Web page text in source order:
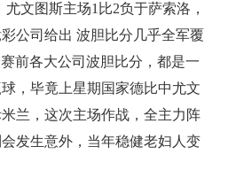
尤文图斯主场1比2负于萨索洛，
公司给出 波胆比分几乎全军覆
前各大公司波胆比分，都是一
，毕竟上星期国家德比中尤文
兰，这次主场作战，全主力阵
发生意外，当年稳健老妇人变